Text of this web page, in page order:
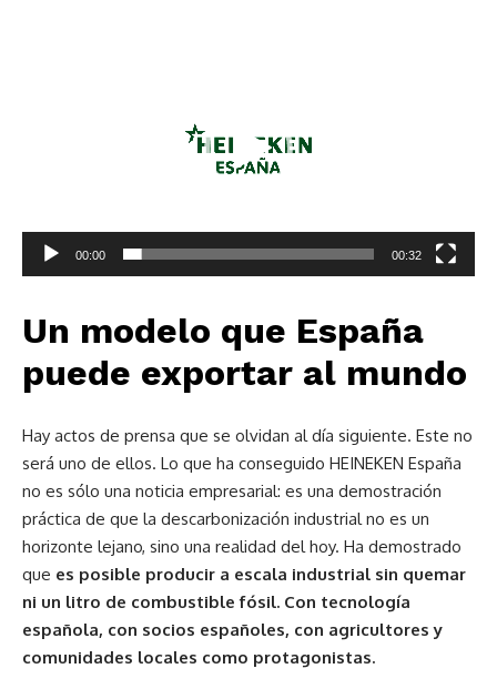
00:00 00:32
Un modelo que España
puede exportar al mundo
Hay actos de prensa que se olvidan al día siguiente. Este no
será uno de ellos. Lo que ha conseguido HEINEKEN España
no es sólo una noticia empresarial: es una demostración
práctica de que la descarbonización industrial no es un
horizonte lejano, sino una realidad del hoy. Ha demostrado
que es posible producir a escala industrial sin quemar
ni un litro de combustible fósil. Con tecnología
española, con socios españoles, con agricultores y
comunidades locales como protagonistas.